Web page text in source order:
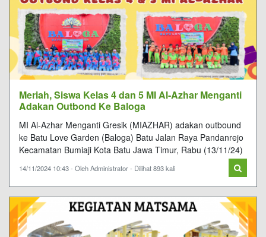
Meriah, Siswa Kelas 4 dan 5 MI Al-Azhar Menganti
Adakan Outbond Ke Baloga
MI Al-Azhar Menganti Gresik (MIAZHAR) adakan outbound
ke Batu Love Garden (Baloga) Batu Jalan Raya Pandanrejo
Kecamatan Bumiaji Kota Batu Jawa Timur, Rabu (13/11/24)
14/11/2024 10:43 - Oleh Administrator - Dilihat 893 kali